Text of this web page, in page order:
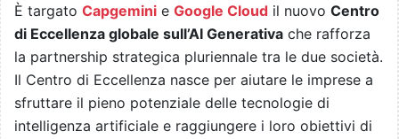
È targato Capgemini e Google Cloud il nuovo Centro
di Eccellenza globale sull’AI Generativa che rafforza
la partnership strategica pluriennale tra le due società.
Il Centro di Eccellenza nasce per aiutare le imprese a
sfruttare il pieno potenziale delle tecnologie di
intelligenza artificiale e raggiungere i loro obiettivi di